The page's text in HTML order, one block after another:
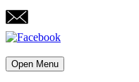
Open Menu